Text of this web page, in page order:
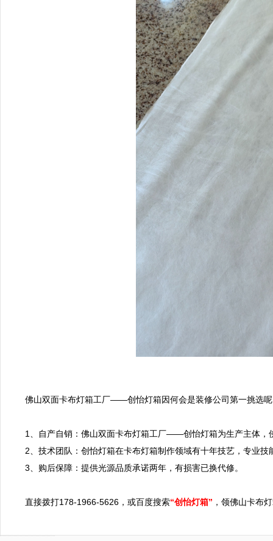
佛山双面卡布灯箱工厂——创怡灯箱因何会是装修公司第一挑选
1、自产自销：佛山双面卡布灯箱工厂——创怡灯箱为生产主体，
2、技术团队：创怡灯箱在卡布灯箱制作领域有十年技艺，专业技
3、购后保障：提供光源品质承诺两年，有损害已换代修。
直接拨打178-1966-5626，或百度搜索“创怡灯箱” ，领佛山卡布